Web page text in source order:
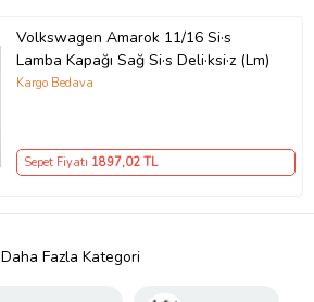
Volkswagen Amarok 11/16 Si·s
Lamba Kapağı Sağ Si·s Deli·ksi·z (Lm)
Kargo Bedava
Sepet Fiyatı 1897,02 TL
Daha Fazla Kategori